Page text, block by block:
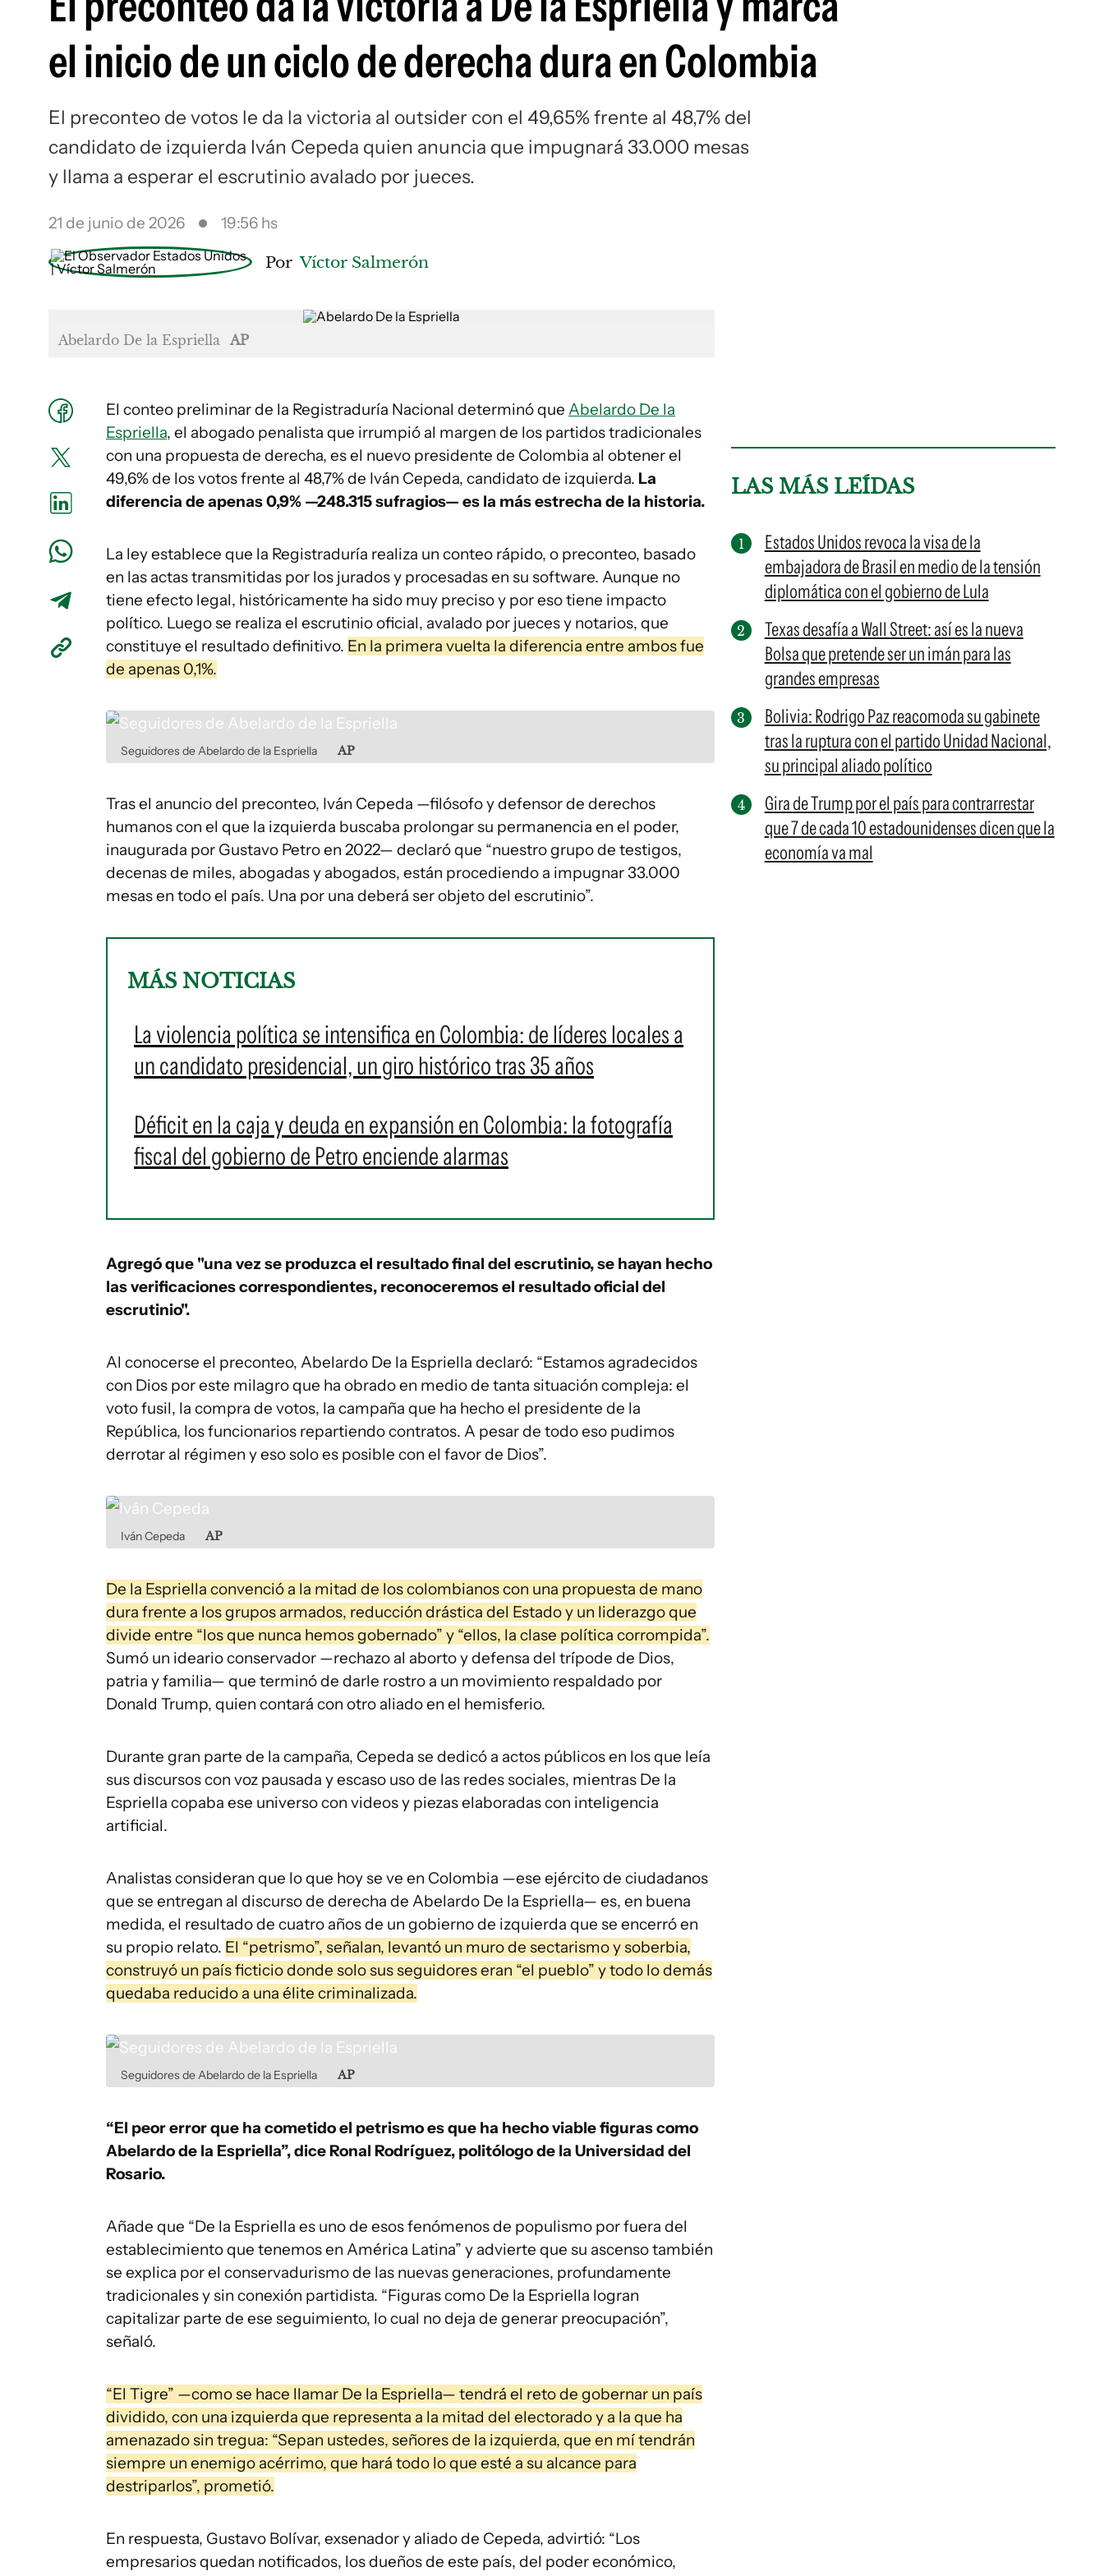
Siguenos en:
el inicio de un ciclo de derecha dura en Colombia
El preconteo de votos le da la victoria al outsider con el 49,65% frente al 48,7% del
candidato de izquierda Iván Cepeda quien anuncia que impugnará 33.000 mesas
y llama a esperar el escrutinio avalado por jueces.
21 de junio de 2026 19:56 hs
Por Víctor Salmerón
Abelardo De la Espriella AP
El conteo preliminar de la Registraduría Nacional determinó que Abelardo De la
Espriella, el abogado penalista que irrumpió al margen de los partidos tradicionales
con una propuesta de derecha, es el nuevo presidente de Colombia al obtener el
49,6% de los votos frente al 48,7% de Iván Cepeda, candidato de izquierda. La
diferencia de apenas 0,9% —248.315 sufragios— es la más estrecha de la historia.
La ley establece que la Registraduría realiza un conteo rápido, o preconteo, basado
en las actas transmitidas por los jurados y procesadas en su software. Aunque no
tiene efecto legal, históricamente ha sido muy preciso y por eso tiene impacto
político. Luego se realiza el escrutinio oficial, avalado por jueces y notarios, que
constituye el resultado definitivo. En la primera vuelta la diferencia entre ambos fue
de apenas 0,1%.
Seguidores de Abelardo de la Espriella AP
Tras el anuncio del preconteo, Iván Cepeda —filósofo y defensor de derechos
humanos con el que la izquierda buscaba prolongar su permanencia en el poder,
inaugurada por Gustavo Petro en 2022— declaró que “nuestro grupo de testigos,
decenas de miles, abogadas y abogados, están procediendo a impugnar 33.000
mesas en todo el país. Una por una deberá ser objeto del escrutinio”.
MÁS NOTICIAS
La violencia política se intensifica en Colombia: de líderes locales a
un candidato presidencial, un giro histórico tras 35 años
Déficit en la caja y deuda en expansión en Colombia: la fotografía
fiscal del gobierno de Petro enciende alarmas
Agregó que "una vez se produzca el resultado final del escrutinio, se hayan hecho
las verificaciones correspondientes, reconoceremos el resultado oficial del
escrutinio".
Al conocerse el preconteo, Abelardo De la Espriella declaró: “Estamos agradecidos
con Dios por este milagro que ha obrado en medio de tanta situación compleja: el
voto fusil, la compra de votos, la campaña que ha hecho el presidente de la
República, los funcionarios repartiendo contratos. A pesar de todo eso pudimos
derrotar al régimen y eso solo es posible con el favor de Dios”.
Iván Cepeda AP
De la Espriella convenció a la mitad de los colombianos con una propuesta de mano
dura frente a los grupos armados, reducción drástica del Estado y un liderazgo que
divide entre “los que nunca hemos gobernado” y “ellos, la clase política corrompida”.
Sumó un ideario conservador —rechazo al aborto y defensa del trípode de Dios,
patria y familia— que terminó de darle rostro a un movimiento respaldado por
Donald Trump, quien contará con otro aliado en el hemisferio.
Durante gran parte de la campaña, Cepeda se dedicó a actos públicos en los que leía
sus discursos con voz pausada y escaso uso de las redes sociales, mientras De la
Espriella copaba ese universo con videos y piezas elaboradas con inteligencia
artificial.
Analistas consideran que lo que hoy se ve en Colombia —ese ejército de ciudadanos
que se entregan al discurso de derecha de Abelardo De la Espriella— es, en buena
medida, el resultado de cuatro años de un gobierno de izquierda que se encerró en
su propio relato. El “petrismo”, señalan, levantó un muro de sectarismo y soberbia,
construyó un país ficticio donde solo sus seguidores eran “el pueblo” y todo lo demás
quedaba reducido a una élite criminalizada.
Seguidores de Abelardo de la Espriella AP
“El peor error que ha cometido el petrismo es que ha hecho viable figuras como
Abelardo de la Espriella”, dice Ronal Rodríguez, politólogo de la Universidad del
Rosario.
Añade que “De la Espriella es uno de esos fenómenos de populismo por fuera del
establecimiento que tenemos en América Latina” y advierte que su ascenso también
se explica por el conservadurismo de las nuevas generaciones, profundamente
tradicionales y sin conexión partidista. “Figuras como De la Espriella logran
capitalizar parte de ese seguimiento, lo cual no deja de generar preocupación”,
señaló.
“El Tigre” —como se hace llamar De la Espriella— tendrá el reto de gobernar un país
dividido, con una izquierda que representa a la mitad del electorado y a la que ha
amenazado sin tregua: “Sepan ustedes, señores de la izquierda, que en mí tendrán
siempre un enemigo acérrimo, que hará todo lo que esté a su alcance para
destriparlos”, prometió.
En respuesta, Gustavo Bolívar, exsenador y aliado de Cepeda, advirtió: “Los
empresarios quedan notificados, los dueños de este país, del poder económico,
LAS MÁS LEÍDAS
Estados Unidos revoca la visa de la
embajadora de Brasil en medio de la tensión
diplomática con el gobierno de Lula
Texas desafía a Wall Street: así es la nueva
Bolsa que pretende ser un imán para las
grandes empresas
Bolivia: Rodrigo Paz reacomoda su gabinete
tras la ruptura con el partido Unidad Nacional,
su principal aliado político
Gira de Trump por el país para contrarrestar
que 7 de cada 10 estadounidenses dicen que la
economía va mal